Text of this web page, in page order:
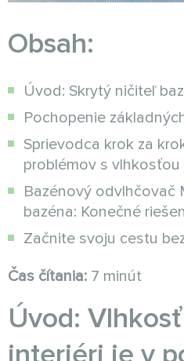
Obsah:
Úvod: Skrytý ničiteľ
Pochopenie
Sprievodca krok za
problémov s vlhkosťou
Bazénový odvlhčovač
bazéna: Konečné
Začnite svoju cestu
Čas čítania: 7 minút
Úvod: